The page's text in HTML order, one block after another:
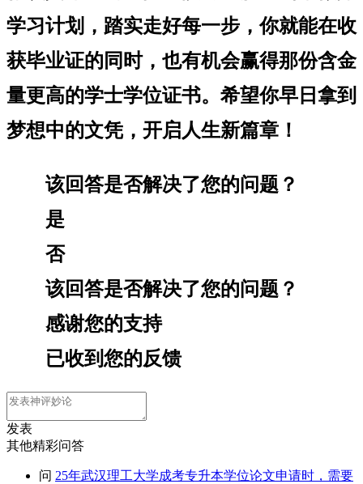
学习计划，踏实走好每一步，你就能在收
获毕业证的同时，也有机会赢得那份含金
量更高的学士学位证书。希望你早日拿到
梦想中的文凭，开启人生新篇章！
该回答是否解决了您的问题？
是
否
该回答是否解决了您的问题？
感谢您的支持
已收到您的反馈
发表
其他精彩问答
问 25年武汉理工大学成考专升本学位论文申请时，需要